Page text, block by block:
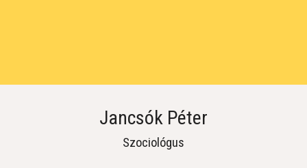
Jancsók Péter
Szociológus